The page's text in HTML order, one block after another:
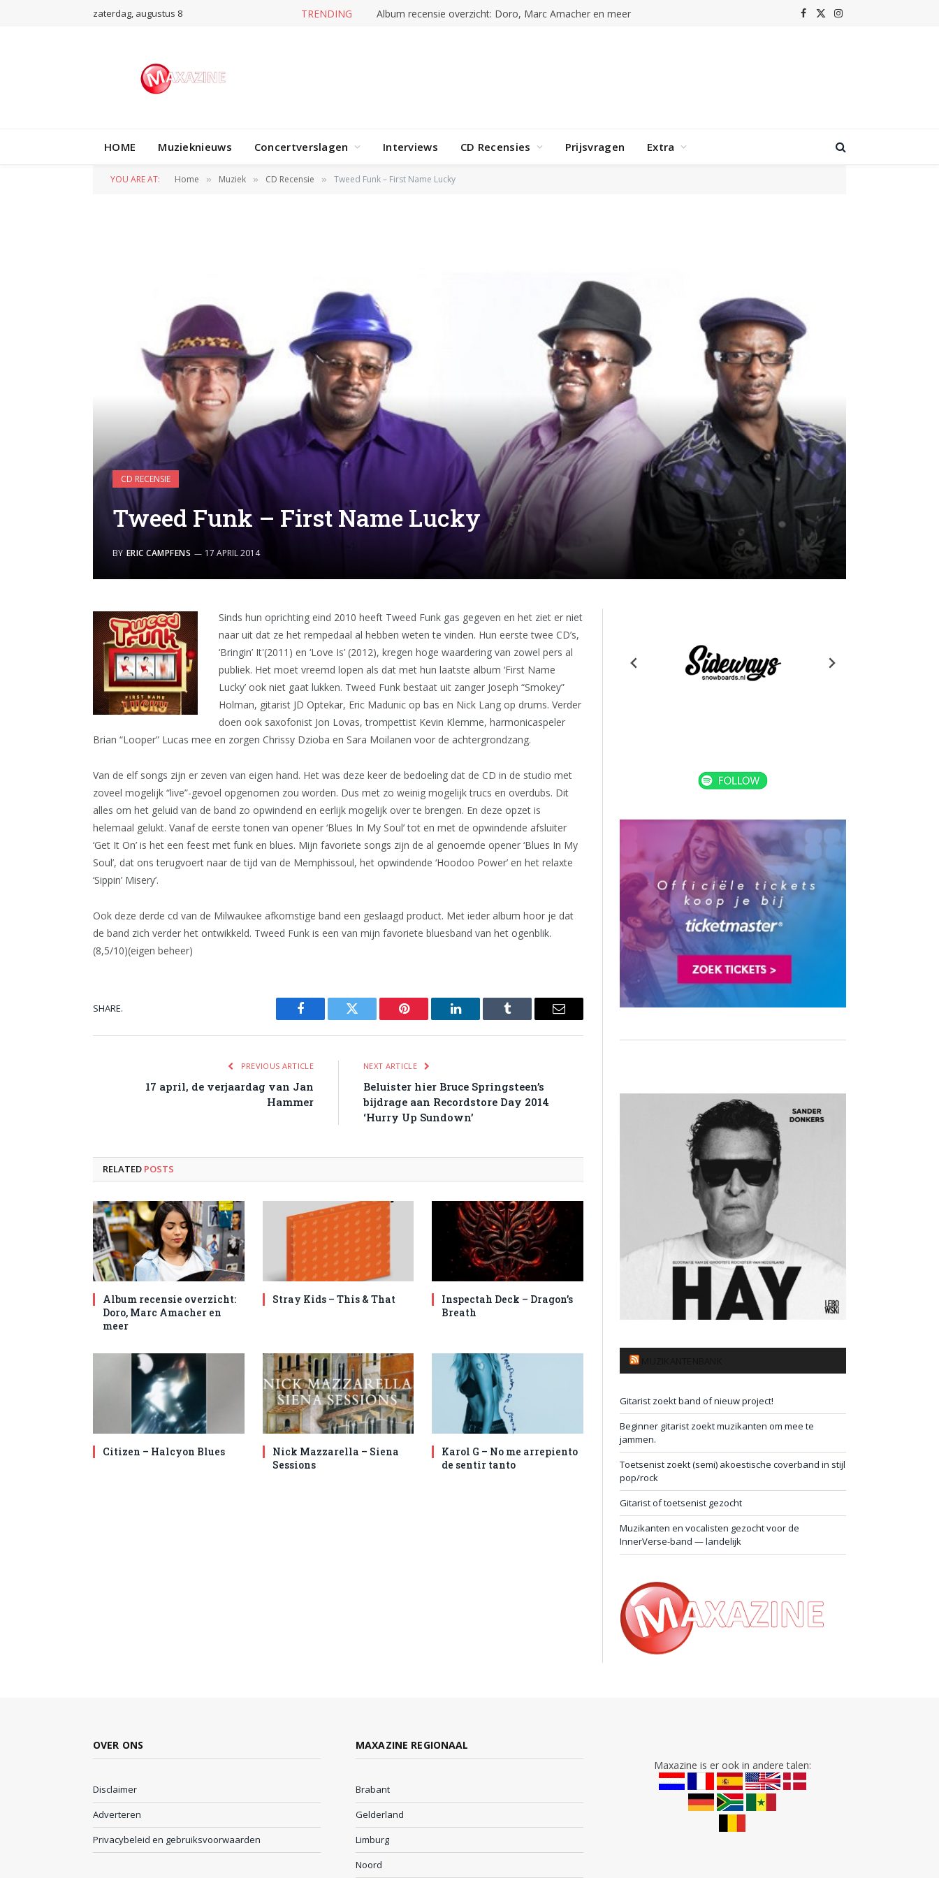
zaterdag, augustus 8 TRENDING Album recensie overzicht: Doro, Marc Amacher en meer Facebook
X
Instagram
HOME Muzieknieuws Concertverslagen Interviews CD Recensies Prijsvragen Extra
YOU ARE AT: Home » Muziek » CD Recensie » Tweed Funk – First Name Lucky
CD RECENSIE
Tweed Funk – First Name Lucky
BY ERIC CAMPFENS 17 APRIL 2014
Sinds hun oprichting eind 2010 heeft Tweed Funk gas gegeven en het ziet er niet
naar uit dat ze het rempedaal al hebben weten te vinden. Hun eerste twee CD’s,
‘Bringin’ It'(2011) en ‘Love Is’ (2012), kregen hoge waardering van zowel pers al
publiek. Het moet vreemd lopen als dat met hun laatste album ‘First Name
Lucky’ ook niet gaat lukken. Tweed Funk bestaat uit zanger Joseph “Smokey”
Holman, gitarist JD Optekar, Eric Madunic op bas en Nick Lang op drums. Verder
doen ook saxofonist Jon Lovas, trompettist Kevin Klemme, harmonicaspeler
Brian “Looper” Lucas mee en zorgen Chrissy Dzioba en Sara Moilanen voor de achtergrondzang.
Van de elf songs zijn er zeven van eigen hand. Het was deze keer de bedoeling dat de CD in de studio met
zoveel mogelijk “live”-gevoel opgenomen zou worden. Dus met zo weinig mogelijk trucs en overdubs. Dit
alles om het geluid van de band zo opwindend en eerlijk mogelijk over te brengen. En deze opzet is
helemaal gelukt. Vanaf de eerste tonen van opener ‘Blues In My Soul’ tot en met de opwindende afsluiter
‘Get It On’ is het een feest met funk en blues. Mijn favoriete songs zijn de al genoemde opener ‘Blues In My
Soul’, dat ons terugvoert naar de tijd van de Memphissoul, het opwindende ‘Hoodoo Power’ en het relaxte
‘Sippin’ Misery’.
Ook deze derde cd van de Milwaukee afkomstige band een geslaagd product. Met ieder album hoor je dat
de band zich verder het ontwikkeld. Tweed Funk is een van mijn favoriete bluesband van het ogenblik.
(8,5/10)(eigen beheer)
SHARE.
Facebook Twitter Pinterest LinkedIn Tumblr Email
PREVIOUS ARTICLE
17 april, de verjaardag van Jan
Hammer
NEXT ARTICLE
Beluister hier Bruce Springsteen’s
bijdrage aan Recordstore Day 2014
‘Hurry Up Sundown’
RELATED POSTS
Album recensie overzicht:
Doro, Marc Amacher en
meer
Stray Kids – This & That
Inspectah Deck – Dragon’s
Breath
Citizen – Halcyon Blues
Nick Mazzarella – Siena
Sessions
Karol G – No me arrepiento
de sentir tanto
Gitarist zoekt band of nieuw project!
Beginner gitarist zoekt muzikanten om mee te
jammen.
Toetsenist zoekt (semi) akoestische coverband in stijl
pop/rock
Gitarist of toetsenist gezocht
Muzikanten en vocalisten gezocht voor de
InnerVerse-band — landelijk
OVER ONS
Disclaimer
Adverteren
Privacybeleid en gebruiksvoorwaarden
MAXAZINE REGIONAAL
Brabant
Gelderland
Limburg
Noord
Maxazine is er ook in andere talen: